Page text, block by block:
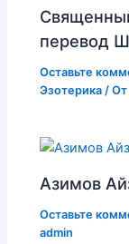
перевод
Оставьте
Эзотерика /
Азимов
Оставьте
admin